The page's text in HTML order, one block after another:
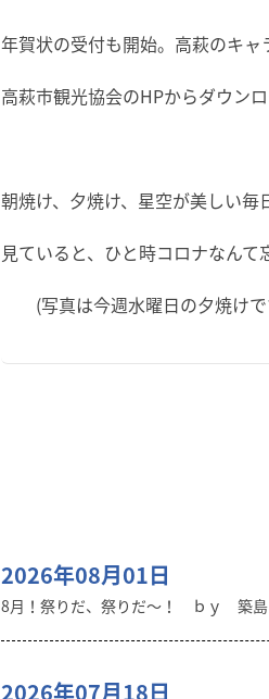
年賀状の受付も開始。高萩のキ
高萩市観光協会のHPからダウン
朝焼け、夕焼け、星空が美しい毎
見ていると、ひと時コロナなんて
(写真は今週水曜日の夕焼けで
2026年08月01日
8月！祭りだ、祭りだ～！ ｂｙ 築島
2026年07月18日